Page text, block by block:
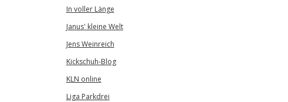
In voller Länge
Janus' kleine Welt
Jens Weinreich
Kickschuh-Blog
KLN online
Liga Parkdrei